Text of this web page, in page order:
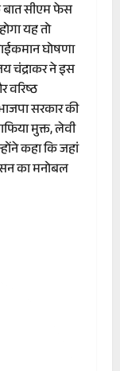
बात सीएम फेस
यह तो
घोषणा
चंद्राकर ने इस
वरिष्ठ
सरकार की
मुक्त, लेवी
कहा कि जहां
का मनोबल